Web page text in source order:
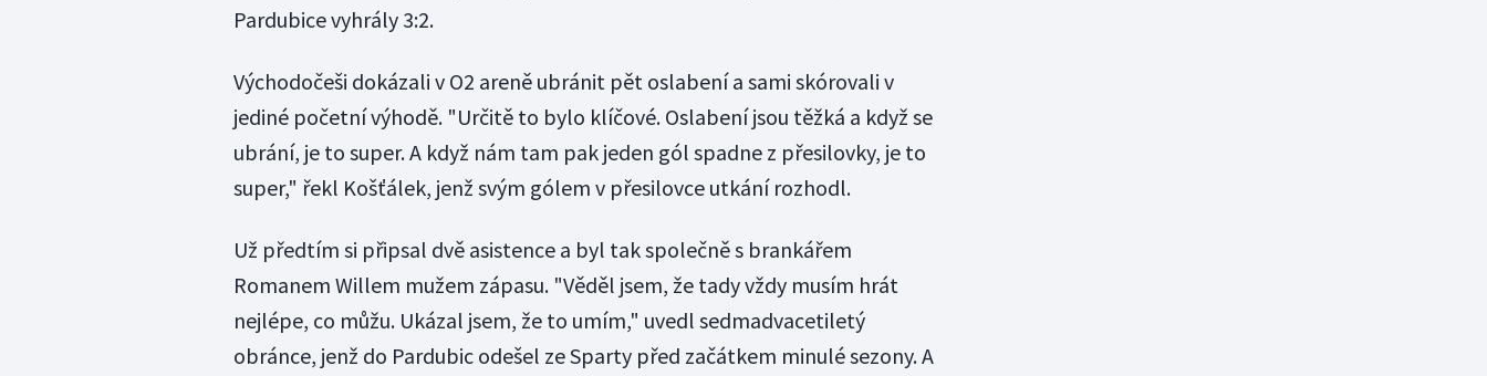
Pardubice vyhrály 3:2.
Východočeši dokázali v O2 areně ubránit pět oslabení a sami skórovali v
jediné početní výhodě. "Určitě to bylo klíčové. Oslabení jsou těžká a když se
ubrání, je to super. A když nám tam pak jeden gól spadne z přesilovky, je to
super," řekl Košťálek, jenž svým gólem v přesilovce utkání rozhodl.
Už předtím si připsal dvě asistence a byl tak společně s brankářem
Romanem Willem mužem zápasu. "Věděl jsem, že tady vždy musím hrát
nejlépe, co můžu. Ukázal jsem, že to umím," uvedl sedmadvacetiletý
obránce, jenž do Pardubic odešel ze Sparty před začátkem minulé sezony. A